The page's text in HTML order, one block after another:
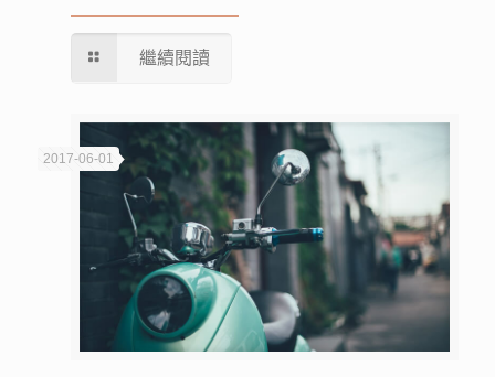
繼續閱讀
2017-06-01